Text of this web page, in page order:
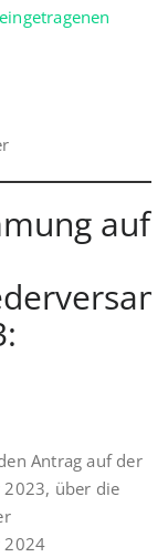
auf
Antrag auf der
über die
2024